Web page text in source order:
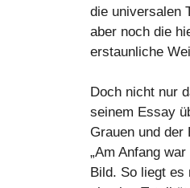
die universalen
aber noch die
erstaunliche
Doch nicht nur
seinem Essay
Grauen und der
„Am Anfang
Bild. So liegt es